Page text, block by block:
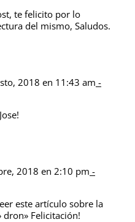
te felicito por lo
del mismo, Saludos.
2018 en 11:43 am -
2018 en 2:10 pm -
este artículo sobre la
Felicitación!